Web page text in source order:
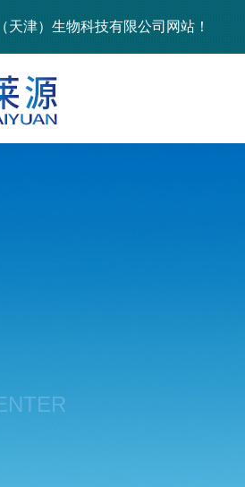
天津）生物科技有限公司网站！